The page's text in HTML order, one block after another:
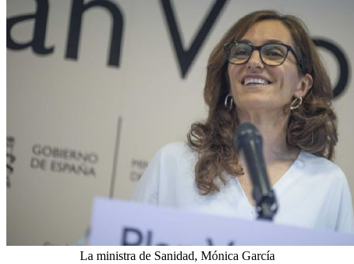
La ministra de Sanidad, Mónica García